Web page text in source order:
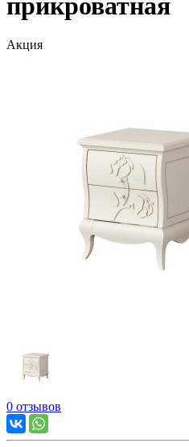
Акция
0 отзывов